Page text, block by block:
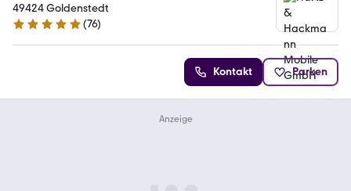
49424 Goldenstedt
4.8 Sterne
(76)
Kontakt Parken